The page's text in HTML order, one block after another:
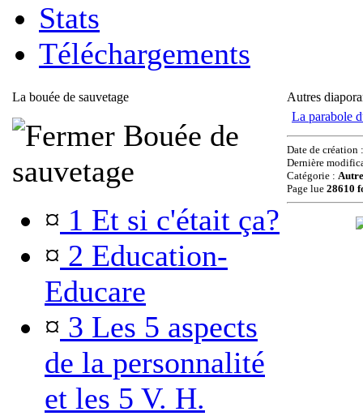
Stats
Téléchargements
La bouée de sauvetage
Bouée de
sauvetage
¤ 1 Et si c'était ça?
¤ 2 Education-
Educare
¤ 3 Les 5 aspects
de la personnalité
et les 5 V. H.
Autres
La parabole
Date de création
Dernière
Catégorie :
Page lue 28610